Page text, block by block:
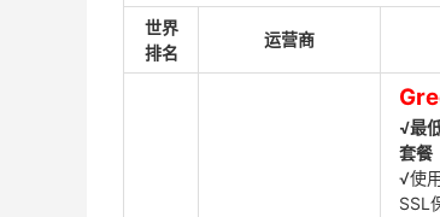
世界
排名
运营商
√最
套餐
√使
SSL